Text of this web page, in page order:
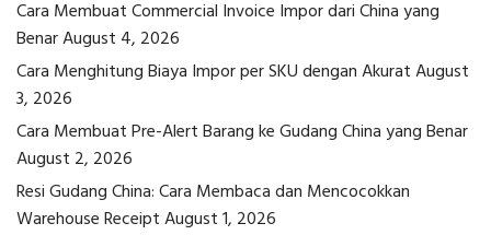
Cara Membuat Commercial Invoice Impor dari China yang
BenarAugust 4, 2026
Cara Menghitung Biaya Impor per SKU dengan AkuratAugust
3, 2026
Cara Membuat Pre-Alert Barang ke Gudang China yang Benar
August 2, 2026
Resi Gudang China: Cara Membaca dan Mencocokkan
Warehouse ReceiptAugust 1, 2026